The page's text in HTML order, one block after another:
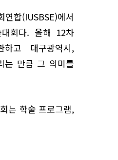
(IUSBSE)에서
회다. 올해 12차
고 대구광역시,
는 만큼 그 의미를
는 학술 프로그램,